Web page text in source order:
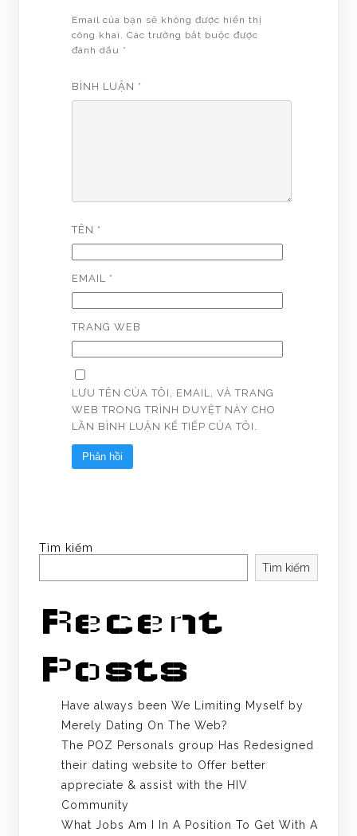
Email của bạn sẽ không được hiển thị
công khai.
Các trường bắt buộc được
đánh dấu *
BÌNH LUẬN *
TÊN *
EMAIL *
TRANG WEB
LƯU TÊN CỦA TÔI, EMAIL, VÀ TRANG
WEB TRONG TRÌNH DUYỆT NÀY CHO
LẦN BÌNH LUẬN KẾ TIẾP CỦA TÔI.
Tìm kiếm
Tìm kiếm
Recent
Posts
Have always been We Limiting Myself by
Merely Dating On The Web?
The POZ Personals group Has Redesigned
their dating website to Offer better
appreciate & assist with the HIV
Community
What Jobs Am I In A Position To Get With A